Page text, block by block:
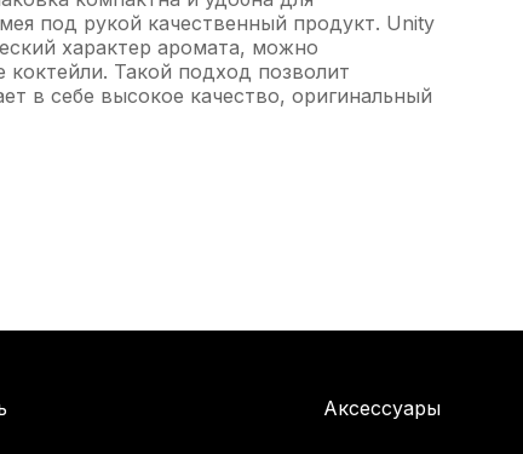
под рукой качественный продукт. Unity
характер аромата, можно
Такой подход позволит
в себе высокое качество, оригинальный
Аксессуары